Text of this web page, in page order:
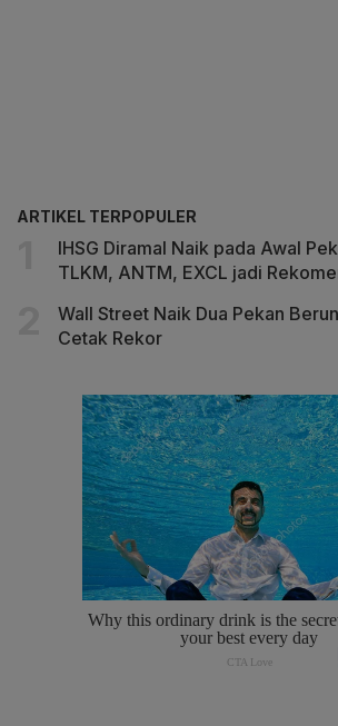
ARTIKEL TERPOPULER
IHSG Diramal Naik pada Awal
TLKM, ANTM, EXCL jadi
Wall Street Naik Dua Pekan
Cetak Rekor